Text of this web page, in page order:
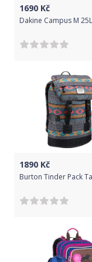
1690 Kč
1890 Kč